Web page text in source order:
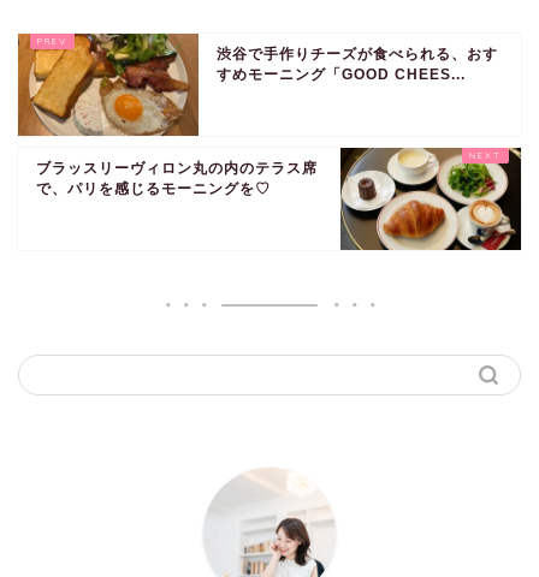
渋谷で手作りチーズが食べられる、おす
すめモーニング「GOOD CHEES...
ブラッスリーヴィロン丸の内のテラス席
で、パリを感じるモーニングを♡